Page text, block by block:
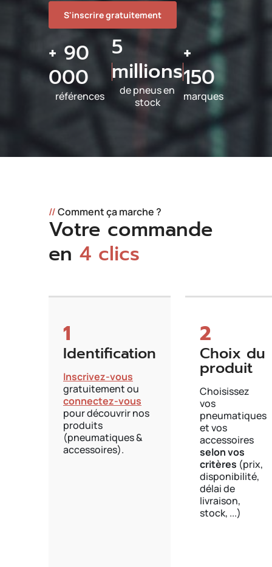
S'inscrire gratuitement
+ 90
000
références
5
millions
de pneus en
stock
+
150
marques
//Comment ça marche ?
Votre commande
en 4 clics
1
Identification
Inscrivez-vous
gratuitement ou
connectez-vous
pour découvrir nos
produits
(pneumatiques &
accessoires).
2
Choix du
produit
Choisissez
vos
pneumatiques
et vos
accessoires
selon vos
critères (prix,
disponibilité,
délai de
livraison,
stock, ...)